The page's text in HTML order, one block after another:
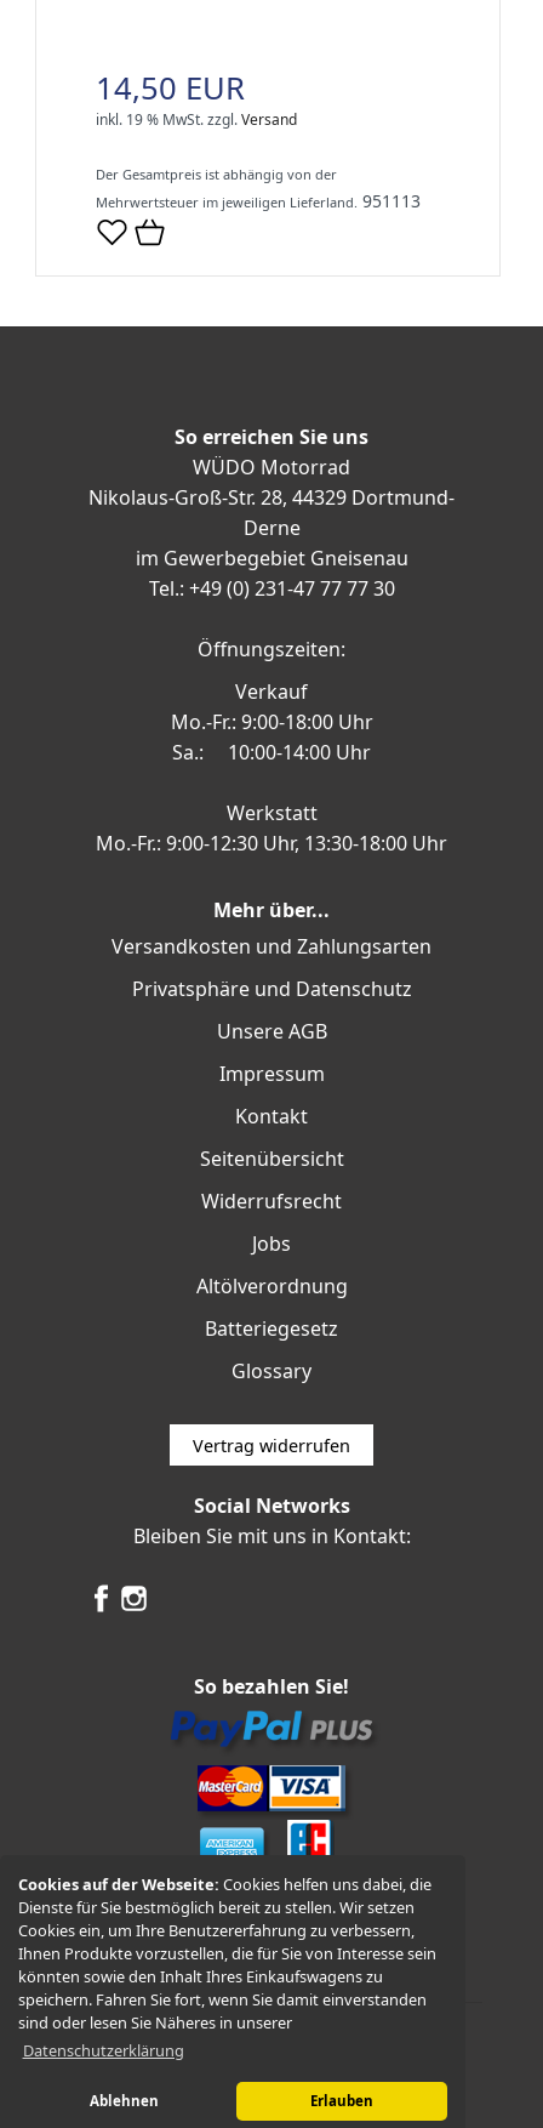
Cookies auf der Webseite:Cookies helfen uns dabei, die
Dienste für Sie bestmöglich bereit zu stellen. Wir setzen
Cookies ein, um Ihre Benutzererfahrung zu verbessern,
Ihnen Produkte vorzustellen, die für Sie von Interesse sein
könnten sowie den Inhalt Ihres Einkaufswagens zu
speichern. Fahren Sie fort, wenn Sie damit einverstanden
sind oder lesen Sie Näheres in unserer
Datenschutzerklärung
Ablehnen Erlauben
14,50 EUR
inkl. 19 % MwSt.zzgl.Versand
Der Gesamtpreis ist abhängig von der
Mehrwertsteuer im jeweiligen Lieferland. 951113
So erreichen Sie uns
WÜDO Motorrad
Nikolaus-Groß-Str. 28, 44329 Dortmund-
Derne
im Gewerbegebiet Gneisenau
Tel.: +49 (0) 231-47 77 77 30
Öffnungszeiten:
Verkauf
Mo.-Fr.: 9:00-18:00 Uhr
Sa.: 10:00-14:00 Uhr
Werkstatt
Mo.-Fr.: 9:00-12:30 Uhr, 13:30-18:00 Uhr
Mehr über...
Versandkosten und Zahlungsarten
Privatsphäre und Datenschutz
Unsere AGB
Impressum
Kontakt
Seitenübersicht
Widerrufsrecht
Jobs
Altölverordnung
Batteriegesetz
Glossary
Vertrag widerrufen
Social Networks
Bleiben Sie mit uns in Kontakt:
So bezahlen Sie!
Vorkasse und Nachnahme
© 2026 -